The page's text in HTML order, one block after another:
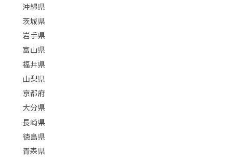
沖縄県
茨城県
岩手県
富山県
福井県
山梨県
京都府
大分県
長崎県
徳島県
青森県